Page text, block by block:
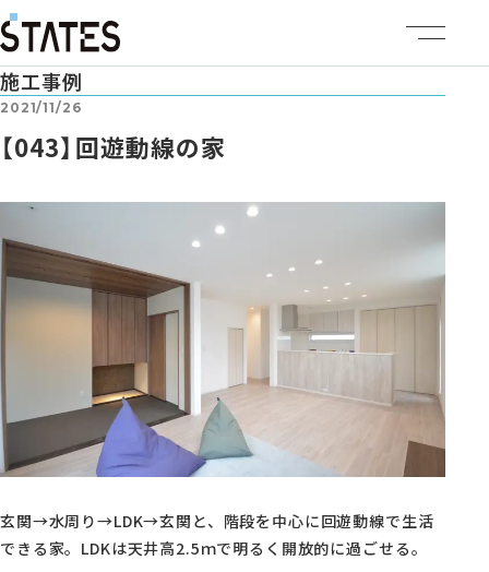
ステーツについて
商品ラインナップ
施工事例
建売・土地情報
企業情報
家づくりコラム
施工事例
2021/11/26
【043】回遊動線の家
玄関→水周り→LDK→玄関と、階段を中心に回遊動線で生活
できる家。LDKは天井高2.5ｍで明るく開放的に過ごせる。